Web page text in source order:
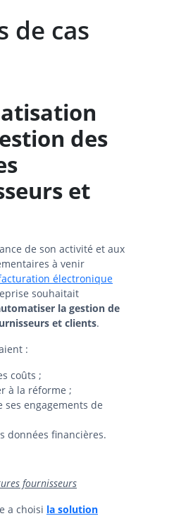
de cas
des
et
de son activité et aux
à venir
électronique
souhaitait
la gestion de
et clients.
:
coûts ;
à la réforme ;
ses engagements de
données financières.
fournisseurs
a choisi la solution